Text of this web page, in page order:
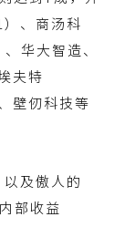
、商汤科
华大智造、
夫特
壁仞科技等
及傲人的
部收益